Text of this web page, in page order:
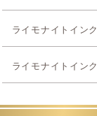
ライモナイトイン
ライモナイトイン